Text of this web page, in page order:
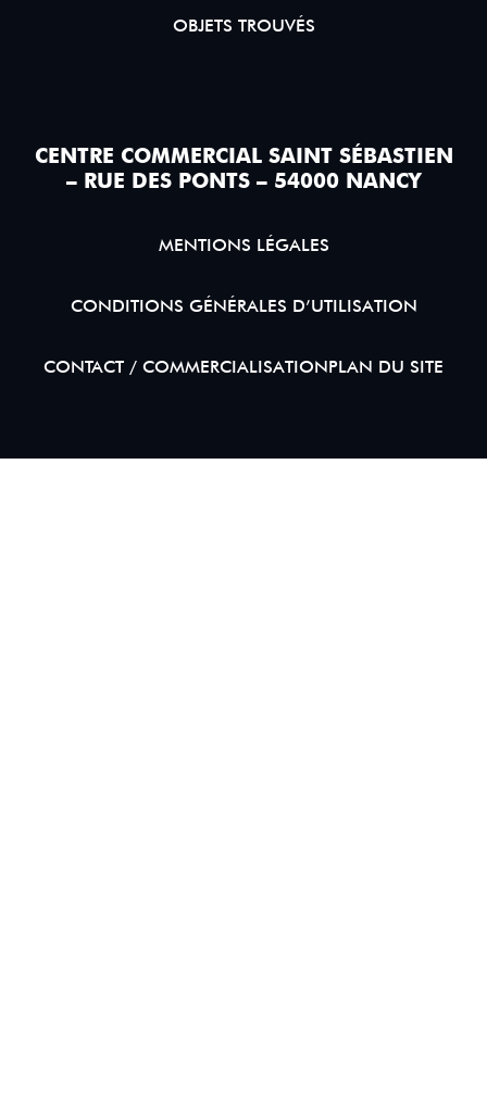
OBJETS TROUVÉS
CENTRE COMMERCIAL SAINT SÉBASTIEN
– RUE DES PONTS – 54000 NANCY
MENTIONS LÉGALES
CONDITIONS GÉNÉRALES D’UTILISATION
CONTACT / COMMERCIALISATIONPLAN DU SITE